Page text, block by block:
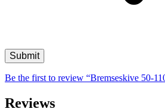
Be the first to review “Bremseskive 50-
Reviews